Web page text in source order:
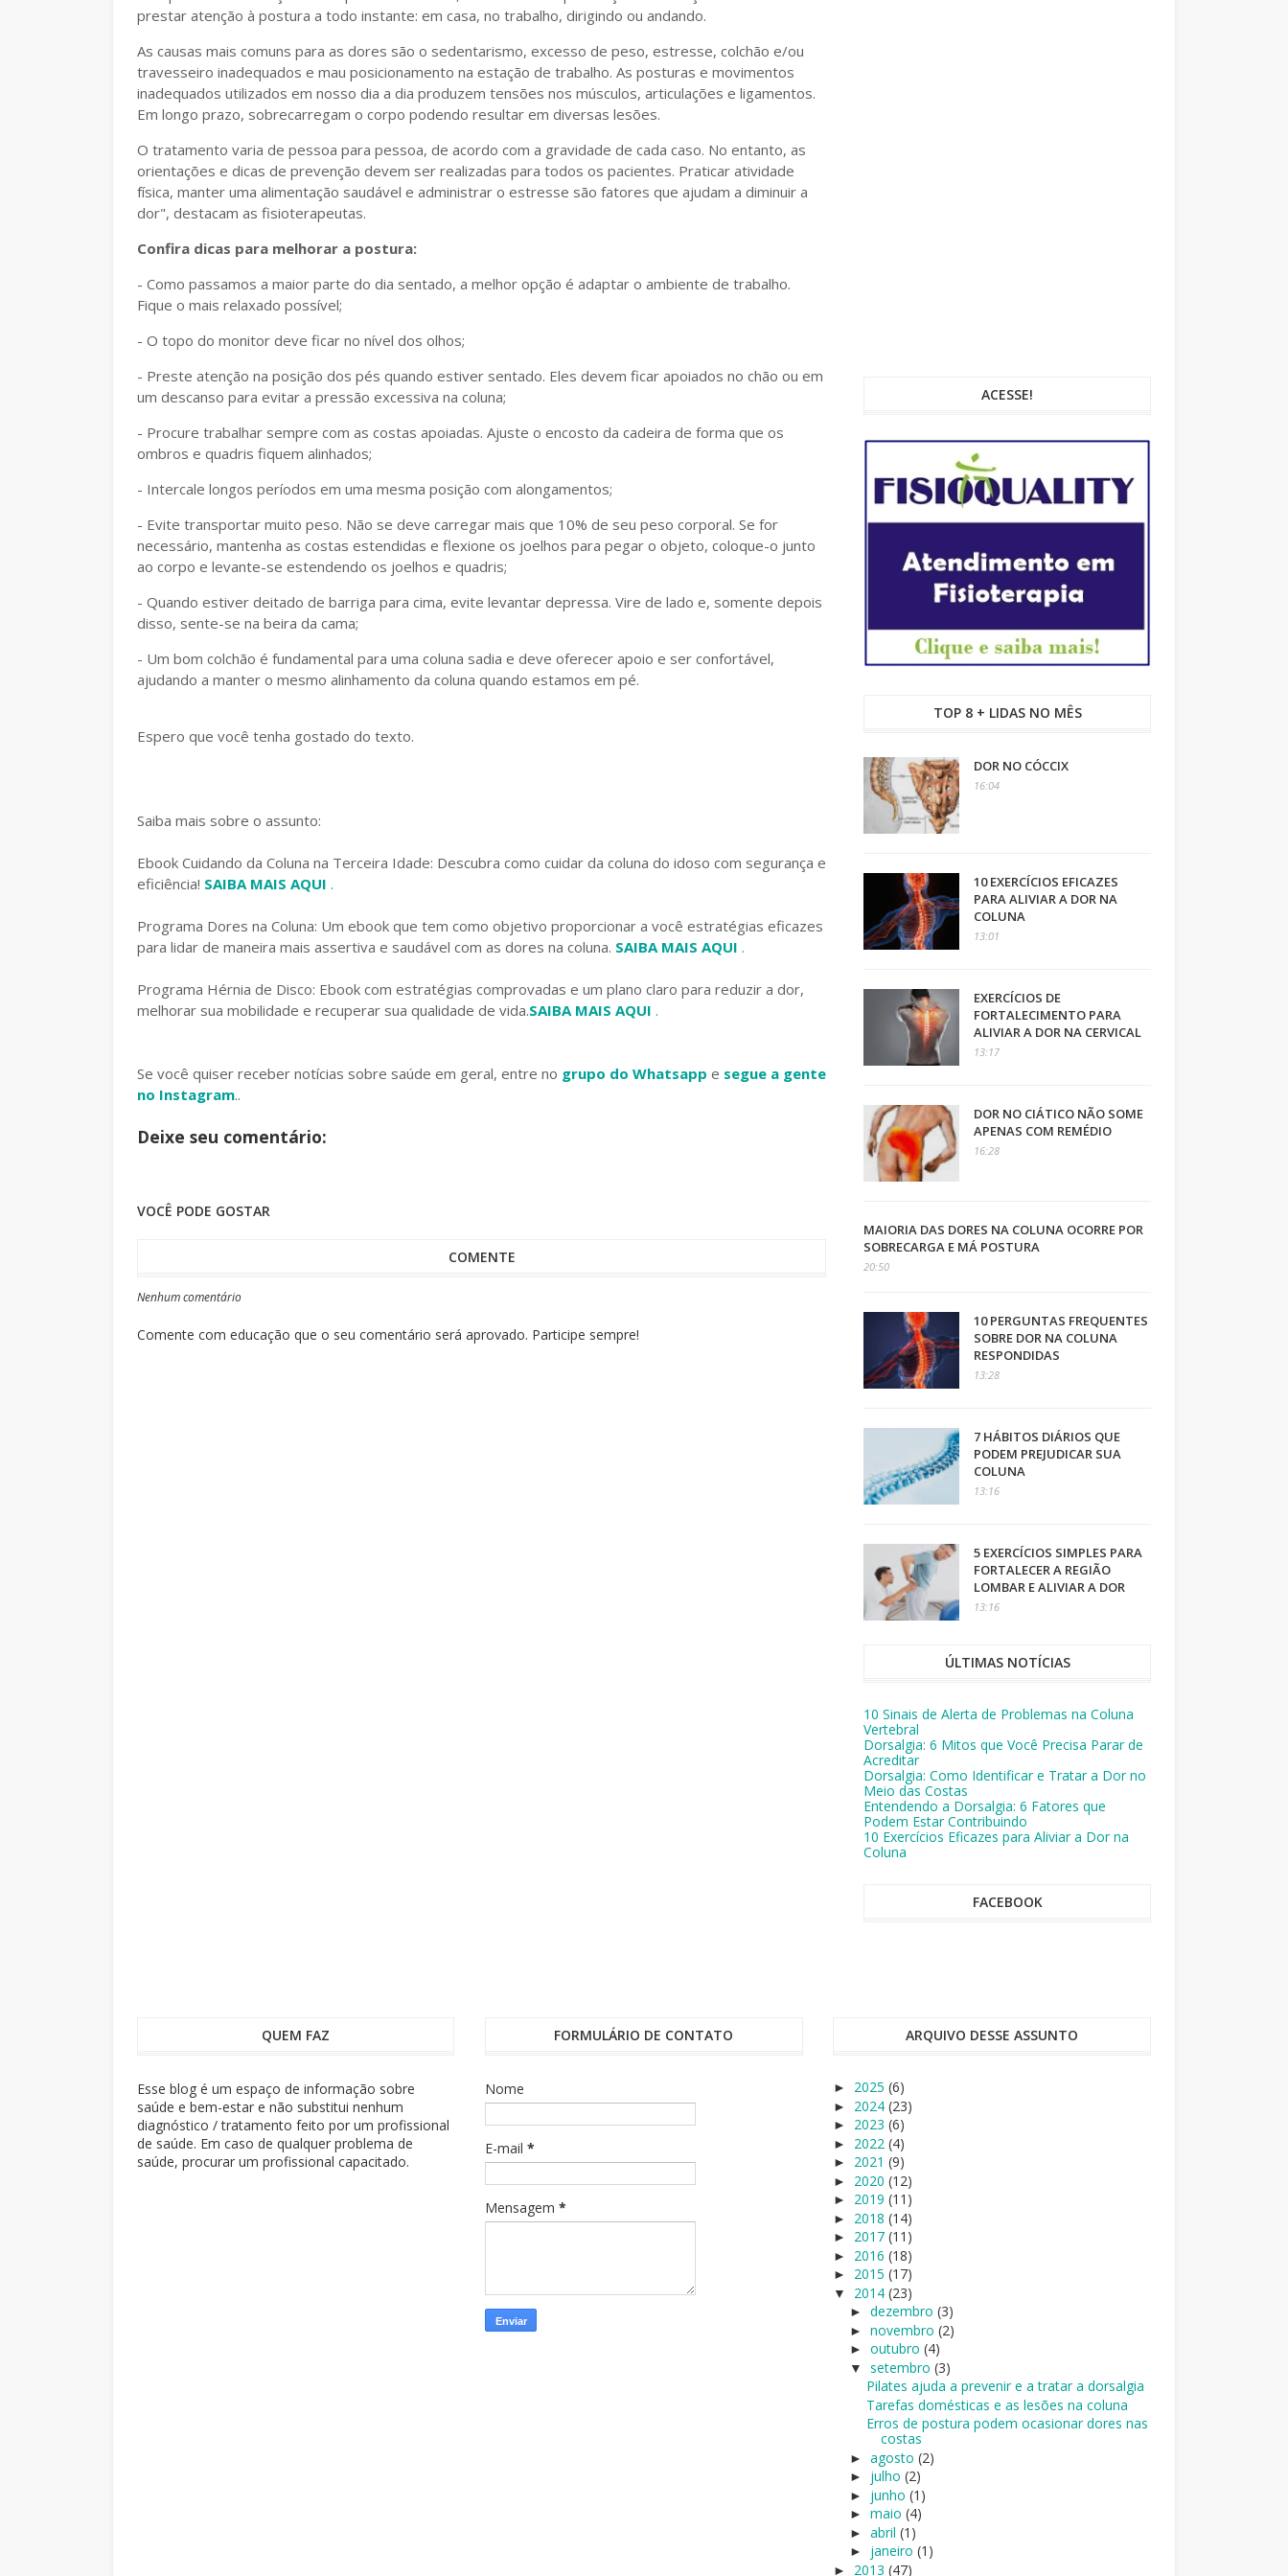
prestar atenção à postura a todo instante: em casa, no trabalho, dirigindo ou andando.
As causas mais comuns para as dores são o sedentarismo, excesso de peso, estresse, colchão e/ou
travesseiro inadequados e mau posicionamento na estação de trabalho. As posturas e movimentos
inadequados utilizados em nosso dia a dia produzem tensões nos músculos, articulações e ligamentos.
Em longo prazo, sobrecarregam o corpo podendo resultar em diversas lesões.
O tratamento varia de pessoa para pessoa, de acordo com a gravidade de cada caso. No entanto, as
orientações e dicas de prevenção devem ser realizadas para todos os pacientes. Praticar atividade
física, manter uma alimentação saudável e administrar o estresse são fatores que ajudam a diminuir a
dor", destacam as fisioterapeutas.
Confira dicas para melhorar a postura:
- Como passamos a maior parte do dia sentado, a melhor opção é adaptar o ambiente de trabalho.
Fique o mais relaxado possível;
- O topo do monitor deve ficar no nível dos olhos;
- Preste atenção na posição dos pés quando estiver sentado. Eles devem ficar apoiados no chão ou em
um descanso para evitar a pressão excessiva na coluna;
- Procure trabalhar sempre com as costas apoiadas. Ajuste o encosto da cadeira de forma que os
ombros e quadris fiquem alinhados;
- Intercale longos períodos em uma mesma posição com alongamentos;
- Evite transportar muito peso. Não se deve carregar mais que 10% de seu peso corporal. Se for
necessário, mantenha as costas estendidas e flexione os joelhos para pegar o objeto, coloque-o junto
ao corpo e levante-se estendendo os joelhos e quadris;
- Quando estiver deitado de barriga para cima, evite levantar depressa. Vire de lado e, somente depois
disso, sente-se na beira da cama;
- Um bom colchão é fundamental para uma coluna sadia e deve oferecer apoio e ser confortável,
ajudando a manter o mesmo alinhamento da coluna quando estamos em pé.
Espero que você tenha gostado do texto.
Saiba mais sobre o assunto:
Ebook Cuidando da Coluna na Terceira Idade: Descubra como cuidar da coluna do idoso com segurança e
eficiência! SAIBA MAIS AQUI .
Programa Dores na Coluna: Um ebook que tem como objetivo proporcionar a você estratégias eficazes
para lidar de maneira mais assertiva e saudável com as dores na coluna. SAIBA MAIS AQUI .
Programa Hérnia de Disco: Ebook com estratégias comprovadas e um plano claro para reduzir a dor,
melhorar sua mobilidade e recuperar sua qualidade de vida.SAIBA MAIS AQUI .
Se você quiser receber notícias sobre saúde em geral, entre no grupo do Whatsapp e segue a gente
no Instagram..
Deixe seu comentário:
VOCÊ PODE GOSTAR
COMENTE
Nenhum comentário
Comente com educação que o seu comentário será aprovado. Participe sempre!
ACESSE!
TOP 8 + LIDAS NO MÊS
DOR NO CÓCCIX
16:04
10 EXERCÍCIOS EFICAZES
PARA ALIVIAR A DOR NA
COLUNA
13:01
EXERCÍCIOS DE
FORTALECIMENTO PARA
ALIVIAR A DOR NA CERVICAL
13:17
DOR NO CIÁTICO NÃO SOME
APENAS COM REMÉDIO
16:28
MAIORIA DAS DORES NA COLUNA OCORRE POR
SOBRECARGA E MÁ POSTURA
20:50
10 PERGUNTAS FREQUENTES
SOBRE DOR NA COLUNA
RESPONDIDAS
13:28
7 HÁBITOS DIÁRIOS QUE
PODEM PREJUDICAR SUA
COLUNA
13:16
5 EXERCÍCIOS SIMPLES PARA
FORTALECER A REGIÃO
LOMBAR E ALIVIAR A DOR
13:16
ÚLTIMAS NOTÍCIAS
10 Sinais de Alerta de Problemas na Coluna
Vertebral
Dorsalgia: 6 Mitos que Você Precisa Parar de
Acreditar
Dorsalgia: Como Identificar e Tratar a Dor no
Meio das Costas
Entendendo a Dorsalgia: 6 Fatores que
Podem Estar Contribuindo
10 Exercícios Eficazes para Aliviar a Dor na
Coluna
FACEBOOK
QUEM FAZ
Esse blog é um espaço de informação sobre
saúde e bem-estar e não substitui nenhum
diagnóstico / tratamento feito por um profissional
de saúde. Em caso de qualquer problema de
saúde, procurar um profissional capacitado.
FORMULÁRIO DE CONTATO
Nome
E-mail*
Mensagem*
ARQUIVO DESSE ASSUNTO
► 2025(6)
► 2024(23)
► 2023(6)
► 2022(4)
► 2021(9)
► 2020(12)
► 2019(11)
► 2018(14)
► 2017(11)
► 2016(18)
► 2015(17)
▼ 2014(23)
►dezembro(3)
►novembro(2)
►outubro(4)
▼setembro(3)
Pilates ajuda a prevenir e a tratar a dorsalgia
Tarefas domésticas e as lesões na coluna
Erros de postura podem ocasionar dores nas
costas
►agosto(2)
► julho(2)
► junho(1)
►maio(4)
►abril(1)
► janeiro(1)
► 2013(47)